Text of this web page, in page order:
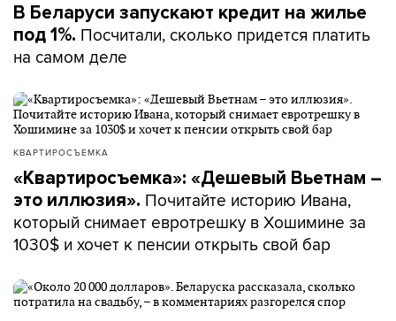
В Беларуси запускают кредит на жилье
под 1%. Посчитали, сколько придется платить
на самом деле
КВАРТИРОСЪЕМКА
«Квартиросъемка»: «Дешевый Вьетнам –
это иллюзия». Почитайте историю Ивана,
который снимает евротрешку в Хошимине за
1030$ и хочет к пенсии открыть свой бар